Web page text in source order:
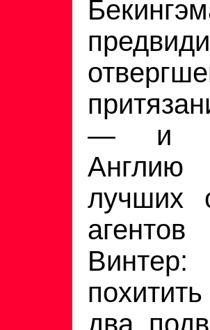
— и
лучших
Винтер: